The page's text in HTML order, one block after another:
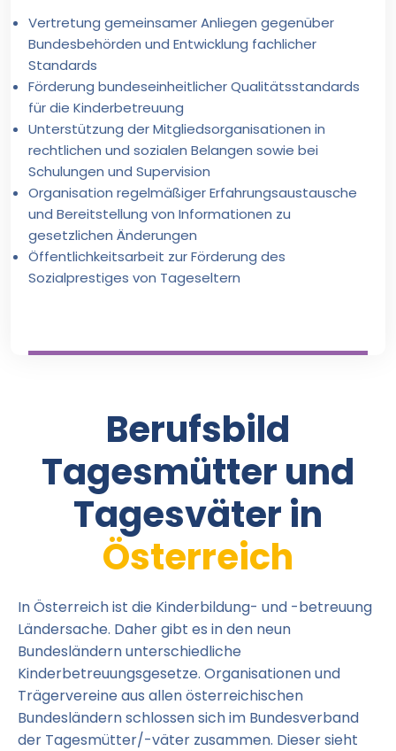
Vertretung gemeinsamer Anliegen gegenüber
Bundesbehörden und Entwicklung fachlicher
Standards
Förderung bundeseinheitlicher Qualitätsstandards
für die Kinderbetreuung
Unterstützung der Mitgliedsorganisationen in
rechtlichen und sozialen Belangen sowie bei
Schulungen und Supervision
Organisation regelmäßiger Erfahrungsaustausche
und Bereitstellung von Informationen zu
gesetzlichen Änderungen
Öffentlichkeitsarbeit zur Förderung des
Sozialprestiges von Tageseltern
Berufsbild
Tagesmütter und
Tagesväter in
Österreich
In Österreich ist die Kinderbildung- und -betreuung
Ländersache. Daher gibt es in den neun
Bundesländern unterschiedliche
Kinderbetreuungsgesetze. Organisationen und
Trägervereine aus allen österreichischen
Bundesländern schlossen sich im Bundesverband
der Tagesmütter/-väter zusammen. Dieser sieht